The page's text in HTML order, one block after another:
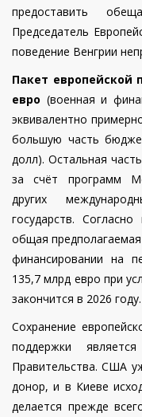
предоставить
Председатель
поведение Венгрии
Пакет
евро (военная и
эквивалентно
большую часть
долл). Остальная
за счёт программ
других
государств.
общая
финансировании на
135,7 млрд евро при
закончится в 2026 году.
Сохранение
поддержки
Правительства. США
донор, и в Киеве
делается прежде